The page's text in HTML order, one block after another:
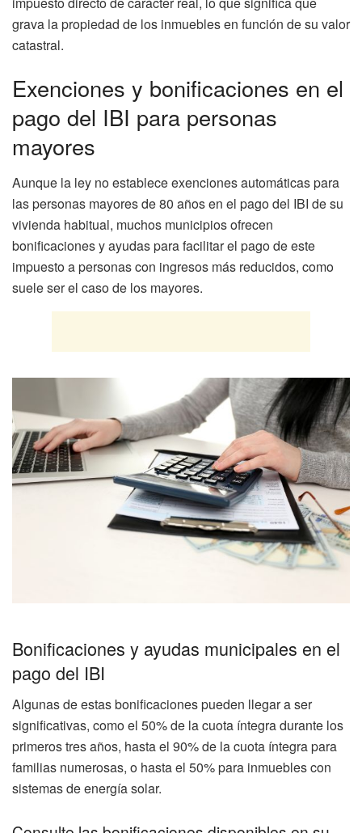
grava la propiedad de los inmuebles en función de su valor
catastral.
Exenciones y bonificaciones en el
pago del IBI para personas
mayores
Aunque la ley no establece exenciones automáticas para
las personas mayores de 80 años en el pago del IBI de su
vivienda habitual, muchos municipios ofrecen
bonificaciones y ayudas para facilitar el pago de este
impuesto a personas con ingresos más reducidos, como
suele ser el caso de los mayores.
Bonificaciones y ayudas municipales en el
pago del IBI
Algunas de estas bonificaciones pueden llegar a ser
significativas, como el 50% de la cuota íntegra durante los
primeros tres años, hasta el 90% de la cuota íntegra para
familias numerosas, o hasta el 50% para inmuebles con
sistemas de energía solar.